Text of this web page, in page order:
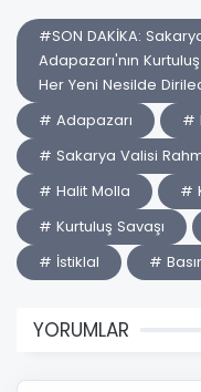
#SON DAKİKA:
Adapazarı'nın
Her Yeni Nesilde
# Adapazarı
#
# Sakarya Valisi
# Halit Molla
#
# Kurtuluş Savaşı
# İstiklal
#
YORUMLAR